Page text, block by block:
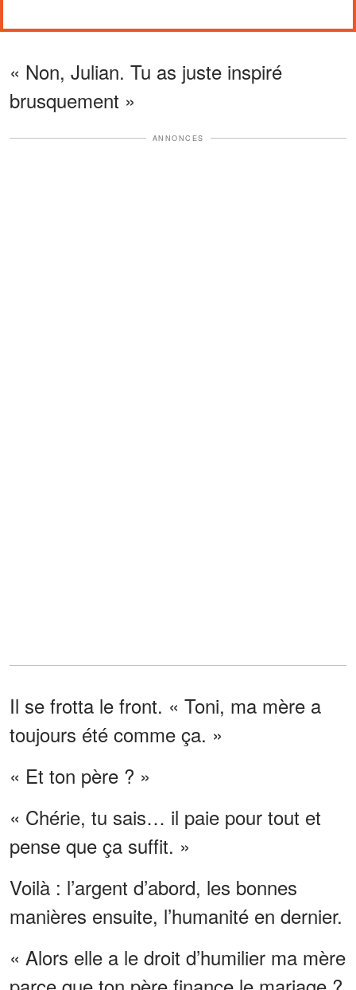
« Non, Julian. Tu as juste inspiré
brusquement »
ANNONCES
Il se frotta le front. « Toni, ma mère a
toujours été comme ça. »
« Et ton père ? »
« Chérie, tu sais… il paie pour tout et
pense que ça suffit. »
Voilà : l’argent d’abord, les bonnes
manières ensuite, l’humanité en dernier.
« Alors elle a le droit d’humilier ma mère